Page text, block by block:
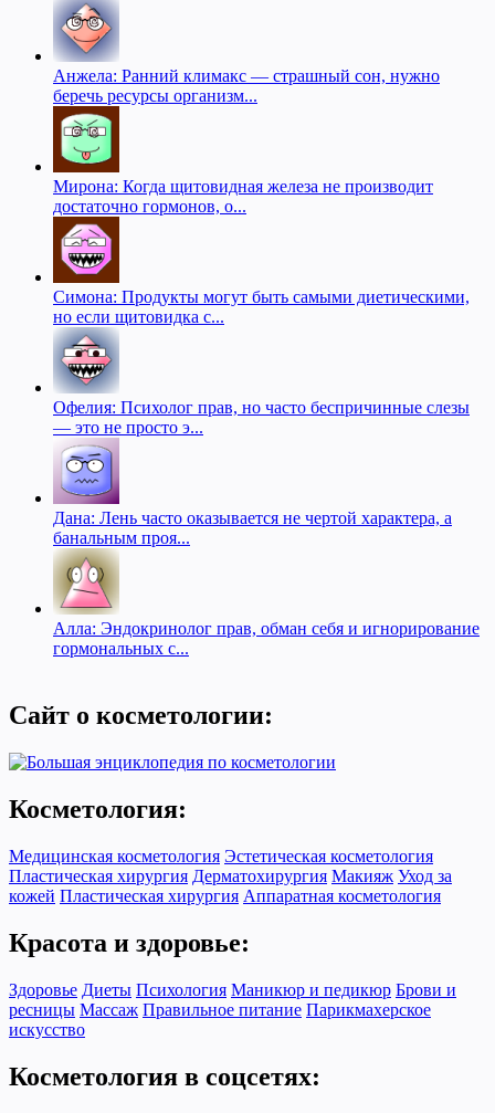
Анжела: Ранний климакс — страшный сон, нужно
беречь ресурсы организм...
Мирона: Когда щитовидная железа не производит
достаточно гормонов, о...
Симона: Продукты могут быть самыми диетическими,
но если щитовидка с...
Офелия: Психолог прав, но часто беспричинные слезы
— это не просто э...
Дана: Лень часто оказывается не чертой характера, а
банальным проя...
Алла: Эндокринолог прав, обман себя и игнорирование
гормональных с...
Сайт о косметологии:
Косметология:
Медицинская косметология Эстетическая косметология
Пластическая хирургия Дерматохирургия Макияж Уход за
кожей Пластическая хирургия Аппаратная косметология
Красота и здоровье:
Здоровье Диеты Психология Маникюр и педикюр Брови и
ресницы Массаж Правильное питание Парикмахерское
искусство
Косметология в соцсетях: